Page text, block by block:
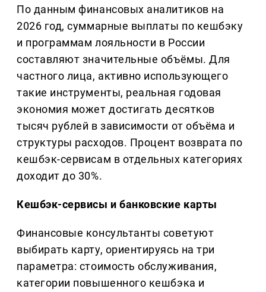
По данным финансовых аналитиков на
2026 год, суммарные выплаты по кешбэку
и программам лояльности в России
составляют значительные объёмы. Для
частного лица, активно использующего
такие инструменты, реальная годовая
экономия может достигать десятков
тысяч рублей в зависимости от объёма и
структуры расходов. Процент возврата по
кешбэк-сервисам в отдельных категориях
доходит до 30%.
Кешбэк-сервисы и банковские карты
Финансовые консультанты советуют
выбирать карту, ориентируясь на три
параметра: стоимость обслуживания,
категории повышенного кешбэка и